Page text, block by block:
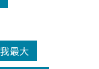
最大